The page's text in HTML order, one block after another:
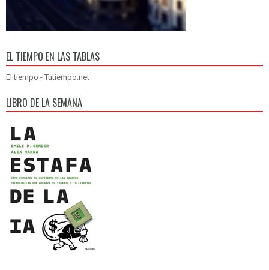
EL TIEMPO EN LAS TABLAS
El tiempo - Tutiempo.net
LIBRO DE LA SEMANA